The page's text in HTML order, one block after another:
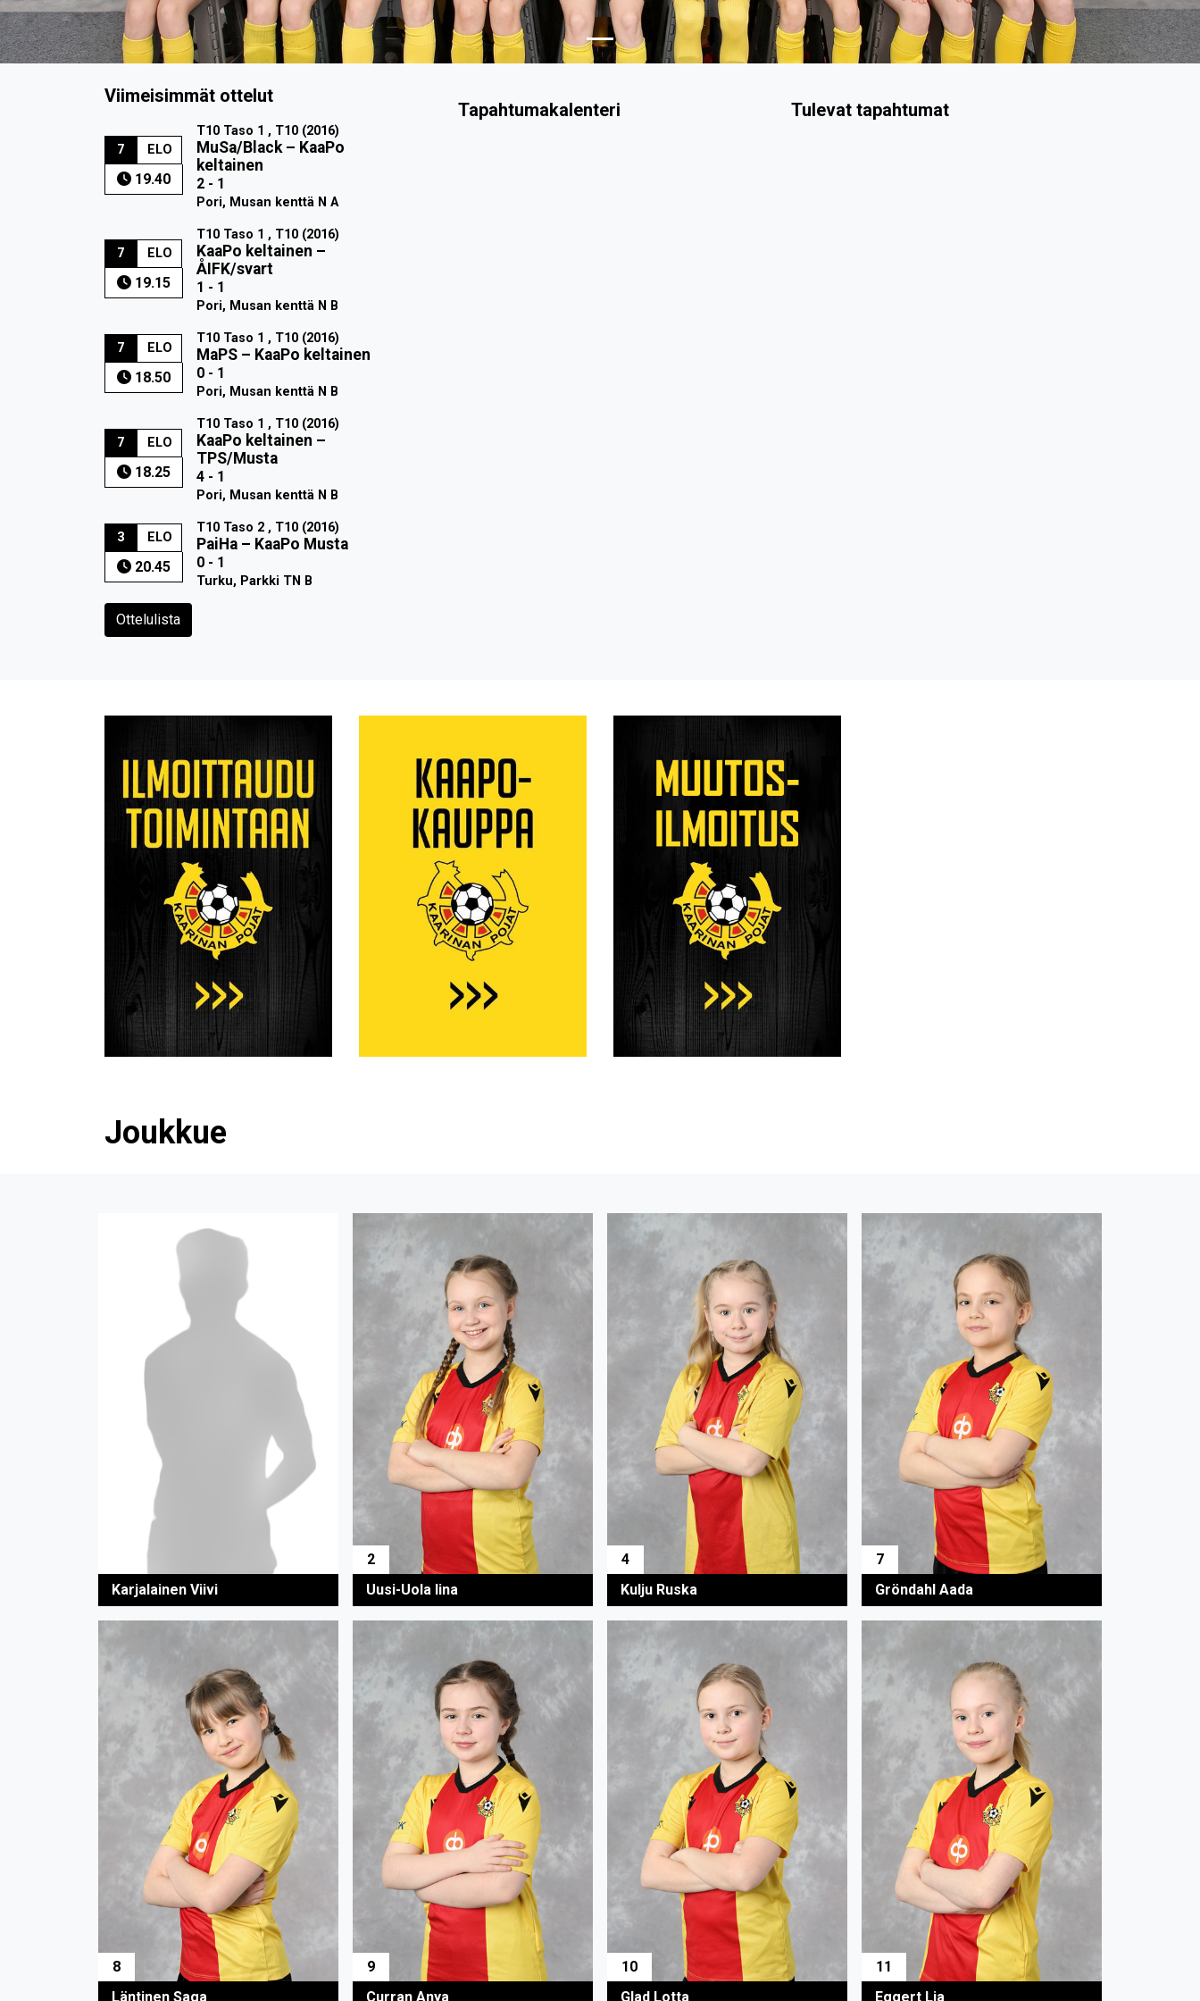
Viimeisimmät ottelut
7 ELO
19.40
T10 Taso 1 , T10 (2016)
MuSa/Black– KaaPo
keltainen
2 - 1
Pori, Musan kenttä N A
7 ELO
19.15
T10 Taso 1 , T10 (2016)
KaaPo keltainen –
ÅIFK/svart
1 - 1
Pori, Musan kenttä N B
7 ELO
18.50
T10 Taso 1 , T10 (2016)
MaPS– KaaPo keltainen
0 - 1
Pori, Musan kenttä N B
7 ELO
18.25
T10 Taso 1 , T10 (2016)
KaaPo keltainen –
TPS/Musta
4 - 1
Pori, Musan kenttä N B
3 ELO
20.45
T10 Taso 2 , T10 (2016)
PaiHa– KaaPo Musta
0 - 1
Turku, Parkki TN B
Ottelulista
Tapahtumakalenteri Tulevat tapahtumat
Joukkue
Karjalainen Viivi
2
Uusi-Uola Iina
4
Kulju Ruska
7
Gröndahl Aada
8
Läntinen Saga
9
Curran Anya
10
Glad Lotta
11
Eggert Lia